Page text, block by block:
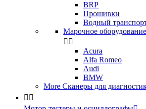
BRP
Прошивки
Водный
Марочное оборудование
 
Acura
Alfa Romeo
Audi
BMW
More Сканеры для
 